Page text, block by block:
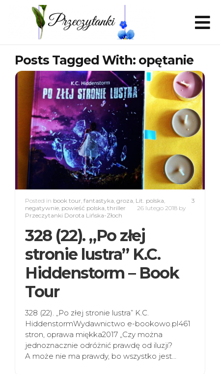
Posts Tagged With: opętanie
3
Posted in book tour, fantastyka, groza, Lit. polska,
negatywnie, powieść polska, thriller 26 lutego 2018 by
Przeczytanki Dorota Lińska-Złoch
328 (22). „Po złej
stronie lustra” K.C.
Hiddenstorm – Book
Tour
328 (22). „Po złej stronie lustra” K.C.
HiddenstormWydawnictwo e-bookowo.pl461
stron, oprawa miękka2017 „Czy można
jednoznacznie odróżnić prawdę od iluzji?
A może nie ma prawdy, bo wszystko jest…